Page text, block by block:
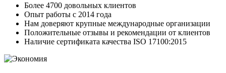
Более 4700 довольных клиентов
Опыт работы с 2014 года
Нам доверяют крупные международные организации
Положительные отзывы и рекомендации от клиентов
Наличие сертификата качества ISO 17100:2015